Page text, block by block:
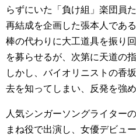
らずにいた「負け組」楽団員た
再結成を企画した張本人であ
棒の代わりに大工道具を振り
を募らせるが、次第に天道の
しかし、バイオリニストの香
去を知ってしまい、反発を強め
人気シンガーソングライター
まね役で出演し、女優デビュ